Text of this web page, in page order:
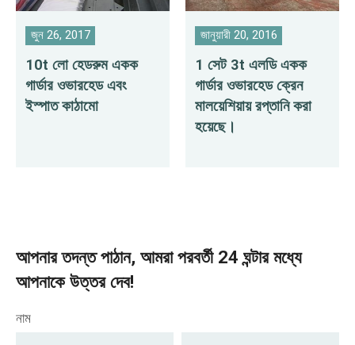
জুন 26, 2017
10t লো হেডরুম একক
গার্ডার ওভারহেড এবং
ইস্পাত কাঠামো
জানুয়ারী 20, 2016
1 সেট 3t এলডি একক
গার্ডার ওভারহেড ক্রেন
মালয়েশিয়ায় রপ্তানি করা
হয়েছে।
আপনার তদন্ত পাঠান, আমরা পরবর্তী 24 ঘন্টার মধ্যে
আপনাকে উত্তর দেব!
নাম